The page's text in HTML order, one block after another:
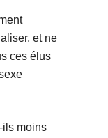
et ne
ces élus
ils moins